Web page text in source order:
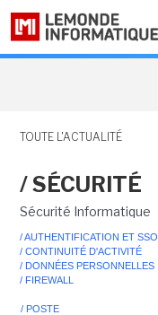
TOUTE L'ACTUALITÉ
/ SÉCURITÉ
Sécurité Informatique
/ AUTHENTIFICATION ET SSO
/ CONTINUITÉ D'ACTIVITÉ
/ DONNÉES PERSONNELLES
/ FIREWALL
/ POSTE